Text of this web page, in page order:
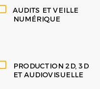
AUDITS ET VEILLE
NUMÉRIQUE
PRODUCTION 2D, 3D
ET AUDIOVISUELLE